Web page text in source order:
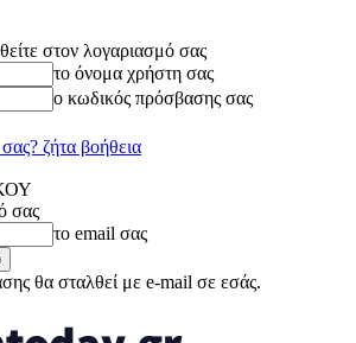
στον λογαριασμό σας
το όνομα χρήστη σας
ο κωδικός πρόσβασης σας
ζήτα βοήθεια
σας
το email σας
θα σταλθεί με e-mail σε εσάς.